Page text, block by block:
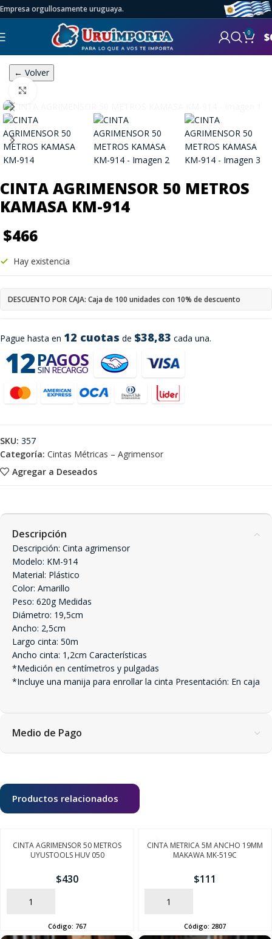
Empresa orgullosamente uruguaya.
0 $
← Volver
CINTA AGRIMENSOR 50 METROS
KAMASA KM-914
$466
Pague hasta en 12 cuotas de $38,83 cada una.
Hay existencia
DESCUENTO POR CAJA: Caja de 100 unidades con 10% de descuento
Agregar a Deseados
SKU: 357
Categoría: Cintas Métricas – Agrimensor
Descripción
Descripción: Cinta agrimensor
Modelo: KM-914
Material: Plástico
Color: Amarillo
Peso: 620g Medidas
Diámetro: 19,5cm
Ancho: 2,5cm
Largo cinta: 50m
Ancho cinta: 1,2cm Características
*Medición en centímetros y pulgadas
*Incluye una manija para enrollar la cinta Presentación: En caja
Medio de Pago
Productos relacionados
CINTA AGRIMENSOR 50 METROS
UYUSTOOLS HUV 050
$430
AÑADIR
Código: 767
CINTA METRICA 5M ANCHO 19MM
MAKAWA MK-519C
$111
AÑADIR
Código: 2807